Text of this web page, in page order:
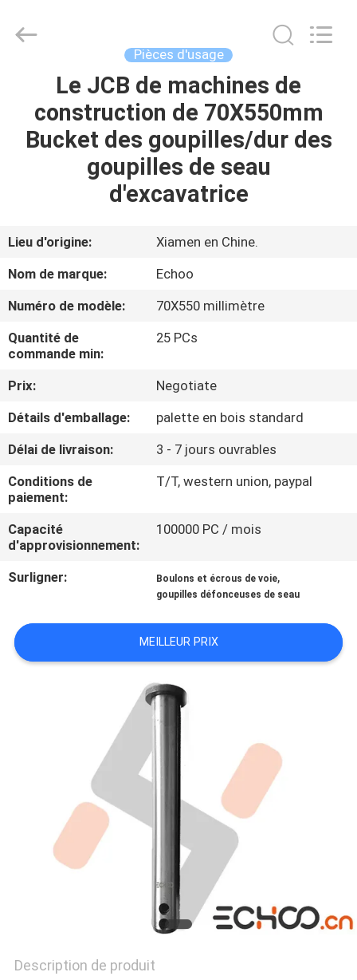
MAISON
PRODUITS
DE
NOUS
VISITE
D'USINE
CONTRÔLE
DE
QUALITÉ
NOUVELLES
DEMANDEZ
UNE
PLAN
Corporation.
Pièces d'usage
Le JCB de machines de
construction de 70X550mm
Bucket des goupilles/dur des
goupilles de seau
d'excavatrice
Lieu d'origine:
Xiamen en Chine.
Nom de marque:
Echoo
Numéro de modèle:
70X550 millimètre
Quantité de
commande min:
25 PCs
Prix:
Negotiate
Détails d'emballage:
palette en bois standard
Délai de livraison:
3 - 7 jours ouvrables
Conditions de
paiement:
T/T, western union, paypal
Capacité
d'approvisionnement:
100000 PC / mois
Surligner: Boulons et écrous de voie,
goupilles défonceuses de seau
MEILLEUR PRIX
Description de produit